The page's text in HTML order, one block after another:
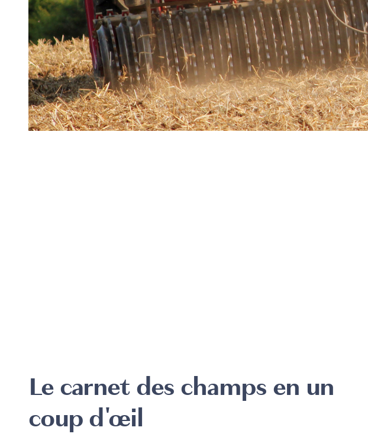
Le carnet des champs en un
coup d'œil